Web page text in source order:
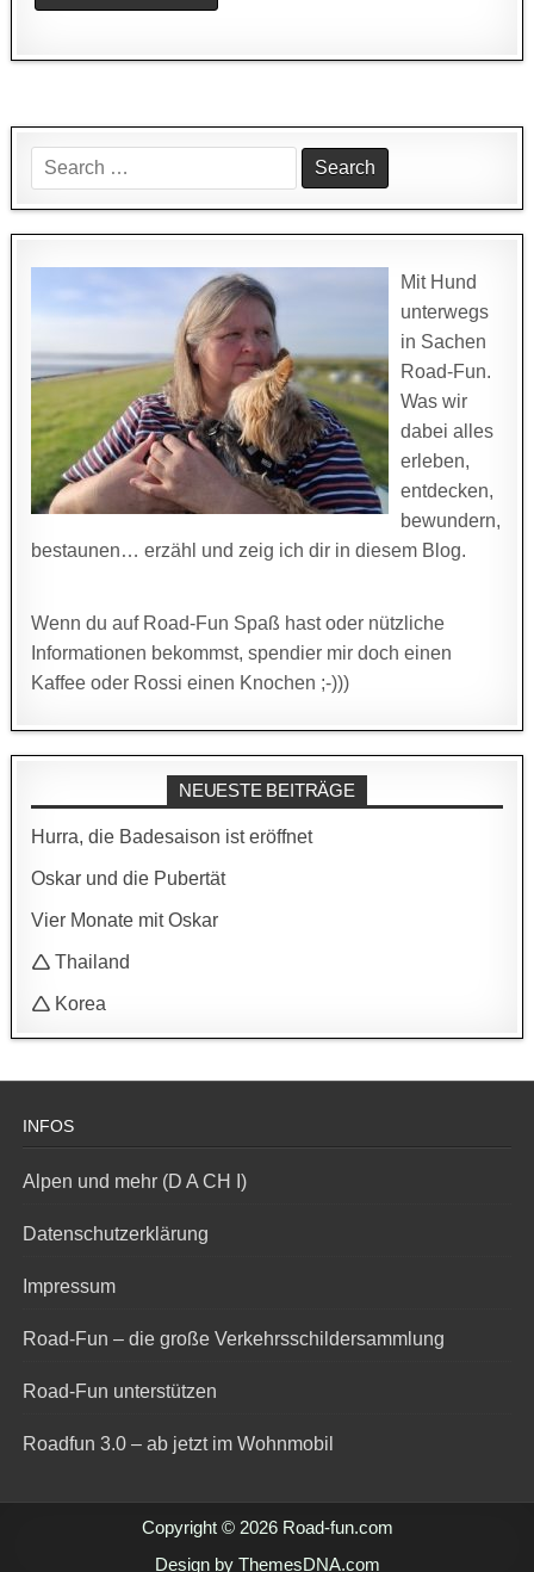
Search
for:
Mit Hund
unterwegs
in Sachen
Road-Fun.
Was wir
dabei alles
erleben,
entdecken,
bewundern,
bestaunen… erzähl und zeig ich dir in diesem Blog.
Wenn du auf Road-Fun Spaß hast oder nützliche
Informationen bekommst, spendier mir doch einen
Kaffee oder Rossi einen Knochen ;-)))
NEUESTE BEITRÄGE
Hurra, die Badesaison ist eröffnet
Oskar und die Pubertät
Vier Monate mit Oskar
🛆 Thailand
🛆 Korea
INFOS
Alpen und mehr (D A CH I)
Datenschutzerklärung
Impressum
Road-Fun – die große Verkehrsschildersammlung
Road-Fun unterstützen
Roadfun 3.0 – ab jetzt im Wohnmobil
Copyright © 2026 Road-fun.com
Design by ThemesDNA.com